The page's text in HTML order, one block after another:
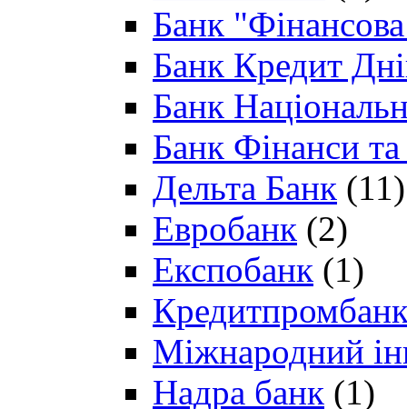
Банк "Фінансова
Банк Кредит
Банк
Банк Фінанси
Дельта Банк (11)
Евробанк (2)
Експобанк (1)
Міжнародний
Надра банк (1)